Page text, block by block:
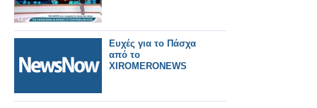
Ευχές για το Πάσχα
από το
XIROMERONEWS